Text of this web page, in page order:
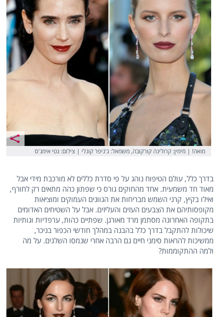
מואה! | מימין: קרולינה קורקובה, משמאל: ג'ניפר קונלי | צילום: גטי אימג'ס
בדרך כלל, עולם הטיפוח נוהג על פי סדרת כללים לא מורכבת מידי אבל
מאוד חד משמעית. אחד מהחוקים גורס כי שפתון כהה מתאים רק לחורף,
ואילו בקיץ, קרני השמש מבריחות את הגוונים העמוקים ומוציאות
מקופסותיהם את הצבעים העזים והעליזים. אבל על השטיחים האדומים
בתקופה האחרונה מסתמן מרד מאורגן. שפתיים כהות, ערפדיות וגותיות
שיכולות להתקבל בדרך כלל בהבנה במהלך חודשי הכפור בניכר,
ממשיכות להראות סימני חיים גם הרבה אחרי שנמסו השלגים. על מה
ולמה ההתקוממות?